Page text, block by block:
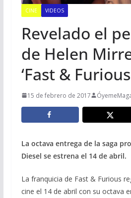
CINE VIDEOS
Revelado el
de Helen
‘Fast & Furious
15 de febrero de 2017
La octava entrega de la saga
Diesel se estrena el 14 de abril.
La franquicia de Fast & Furious
cine el 14 de abril con su octava